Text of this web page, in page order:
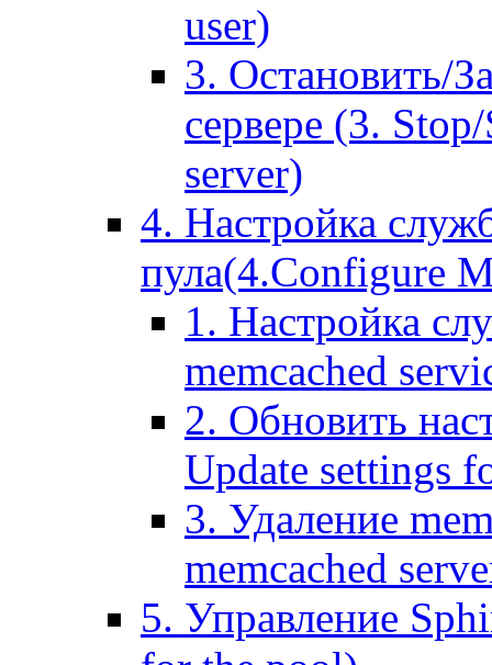
user)
3. Остановить/
сервере (3.
server)
4. Настройка
пула(4.Configure
1. Настройка
memcached
2. Обновить
Update settings
3. Удаление
memcached
5. Управление